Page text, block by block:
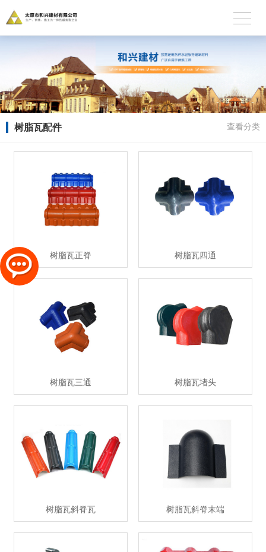
树脂瓦配件 查看分类
树脂瓦正脊 树脂瓦四通
树脂瓦三通 树脂瓦堵头
树脂瓦斜脊瓦 树脂瓦斜脊末端